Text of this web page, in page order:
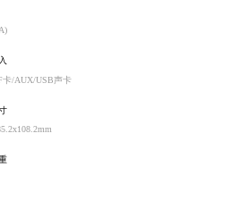
卡/AUX/USB声卡